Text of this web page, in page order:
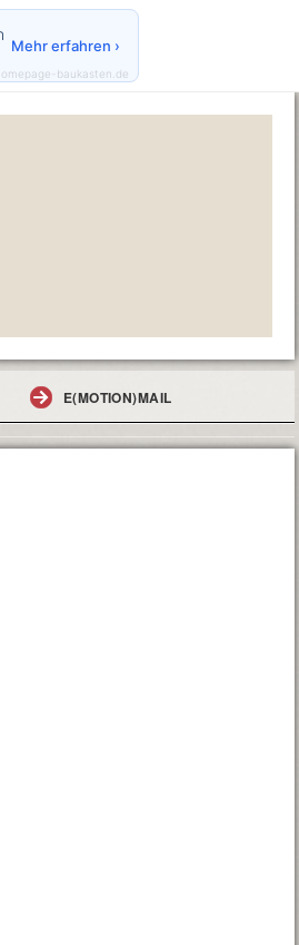
E(MOTION)MAIL
Mehr erfahren ›
baukasten.de